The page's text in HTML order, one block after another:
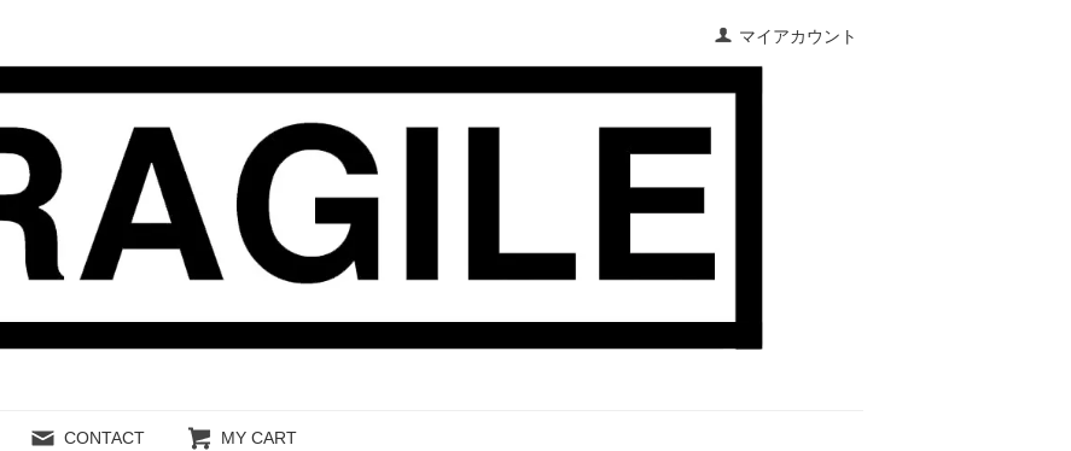
マイアカウント
CONTACT MY CART